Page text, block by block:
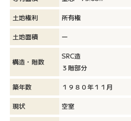
土地権利 所有権
土地面積 ー
構造・階数
SRC造
３階部分
築年数 １９８０年１１月
現状 空室